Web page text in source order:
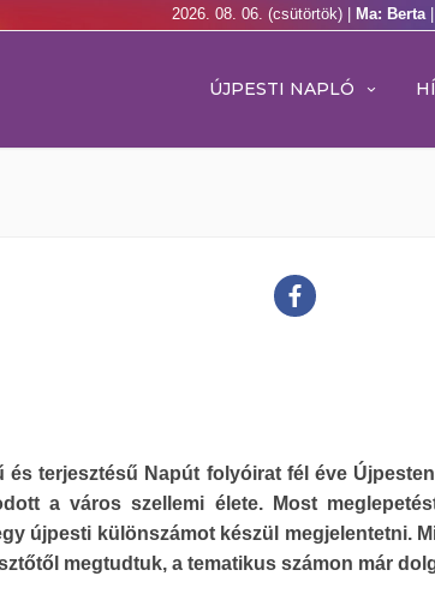
2026. 08. 06. (csütörtök) | Ma: Berta
ÚJPESTI NAPLÓ
és terjesztésű Napút folyóirat fél éve
a város szellemi élete. Most
újpesti különszámot készül megjelentetni.
megtudtuk, a tematikus számon már